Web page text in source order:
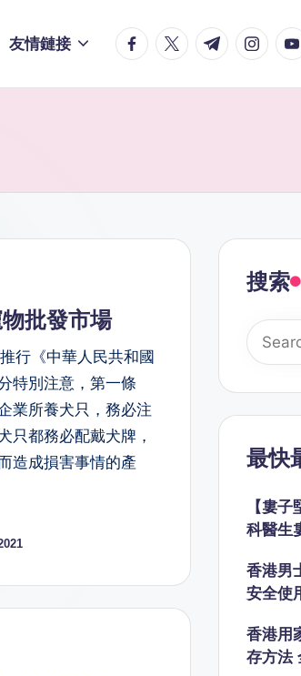
友情鏈接 facebook.com
twitter.com
t.me
批發市場
行《中華人民共和國
特別注意，第一條
業所養犬只，務必注
只都務必配戴犬牌，
造成損害事情的產
搜索
最快
【婁
科醫生
香港男
安全使
香港用
存方法